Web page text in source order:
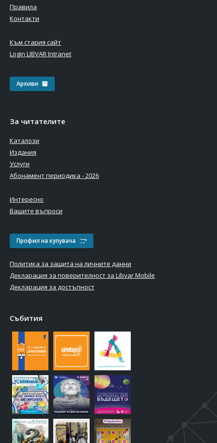
Правила
Контакти
Към стария сайт
Login LIBVAR Intranet
Архиви
За читателите
Каталози
Издания
Услуги
Абонамент периодика - 2026
Интересно
Вашите въпроси
Профил на купувача
Политика за защита на личните данни
Декларация за поверителност за Libvar Mobile
Декларация за достъпност
Събития